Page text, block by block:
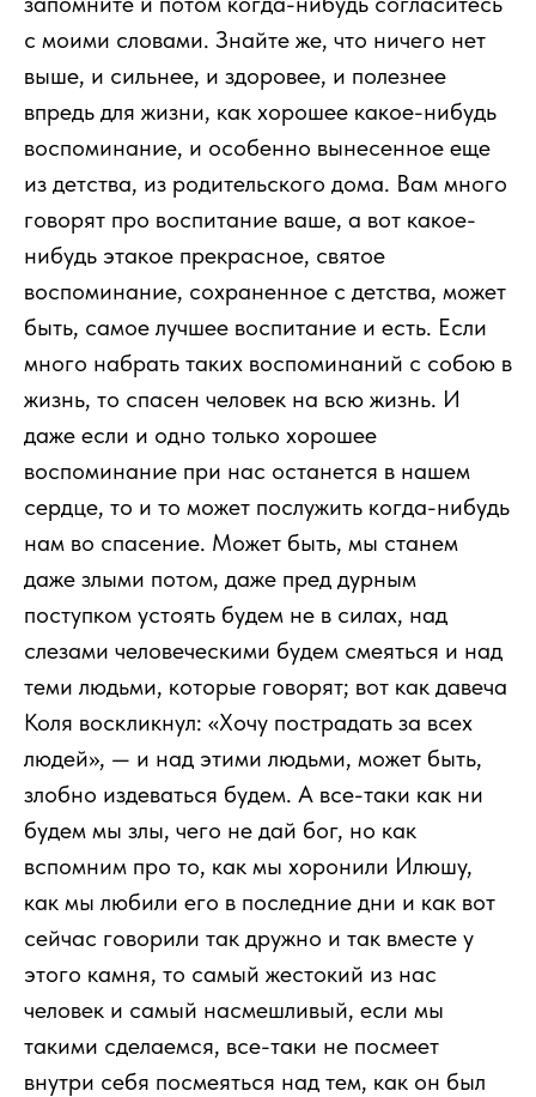
с моими словами. Знайте же, что ничего нет
выше, и сильнее, и здоровее, и полезнее
впредь для жизни, как хорошее какое-нибудь
воспоминание, и особенно вынесенное еще
из детства, из родительского дома. Вам много
говорят про воспитание ваше, а вот какое-
нибудь этакое прекрасное, святое
воспоминание, сохраненное с детства, может
быть, самое лучшее воспитание и есть. Если
много набрать таких воспоминаний с собою в
жизнь, то спасен человек на всю жизнь. И
даже если и одно только хорошее
воспоминание при нас останется в нашем
сердце, то и то может послужить когда-нибудь
нам во спасение. Может быть, мы станем
даже злыми потом, даже пред дурным
поступком устоять будем не в силах, над
слезами человеческими будем смеяться и над
теми людьми, которые говорят; вот как давеча
Коля воскликнул: «Хочу пострадать за всех
людей», — и над этими людьми, может быть,
злобно издеваться будем. А все-таки как ни
будем мы злы, чего не дай бог, но как
вспомним про то, как мы хоронили Илюшу,
как мы любили его в последние дни и как вот
сейчас говорили так дружно и так вместе у
этого камня, то самый жестокий из нас
человек и самый насмешливый, если мы
такими сделаемся, все-таки не посмеет
внутри себя посмеяться над тем, как он был